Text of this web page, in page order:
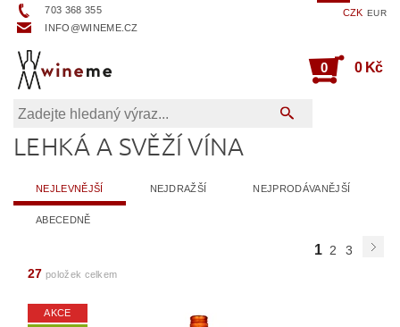
703 368 355
INFO@WINEME.CZ
CZK EUR
0 0 Kč
LEHKÁ A SVĚŽÍ VÍNA
NEJLEVNĚJŠÍ NEJDRAŽŠÍ NEJPRODÁVANĚJŠÍ
ABECEDNĚ
1 2
3
27 položek celkem
AKCE